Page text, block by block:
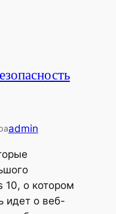
admin
10, о котором
идет о веб-